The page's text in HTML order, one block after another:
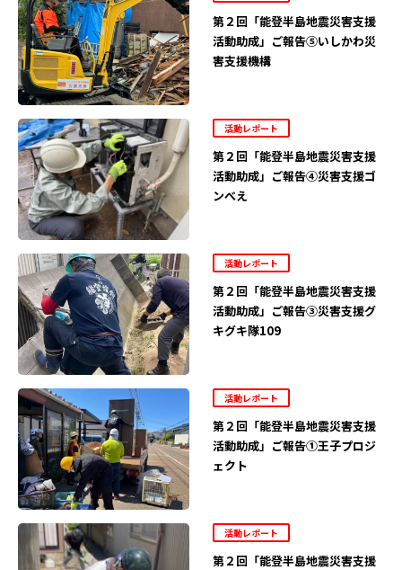
第２回「能登半島地震災害支援
活動助成」ご報告⑤いしかわ災
害支援機構
活動レポート
第２回「能登半島地震災害支援
活動助成」ご報告④災害支援ゴ
ンべえ
活動レポート
第２回「能登半島地震災害支援
活動助成」ご報告③災害支援グ
キグキ隊109
活動レポート
第２回「能登半島地震災害支援
活動助成」ご報告①王子プロジ
ェクト
活動レポート
第２回「能登半島地震災害支援